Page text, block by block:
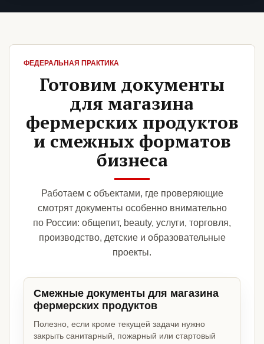
ФЕДЕРАЛЬНАЯ ПРАКТИКА
Готовим документы
для магазина
фермерских продуктов
и смежных форматов
бизнеса
Работаем с объектами, где проверяющие
смотрят документы особенно внимательно
по России: общепит, beauty, услуги, торговля,
производство, детские и образовательные
проекты.
Смежные документы для магазина
фермерских продуктов
Полезно, если кроме текущей задачи нужно
закрыть санитарный, пожарный или стартовый